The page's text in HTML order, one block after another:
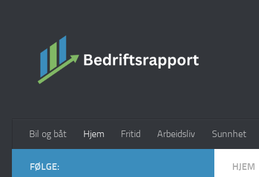
Bil og båt Hjem Fritid Arbeidsliv Sunnhet
HJEM
FØLGE: